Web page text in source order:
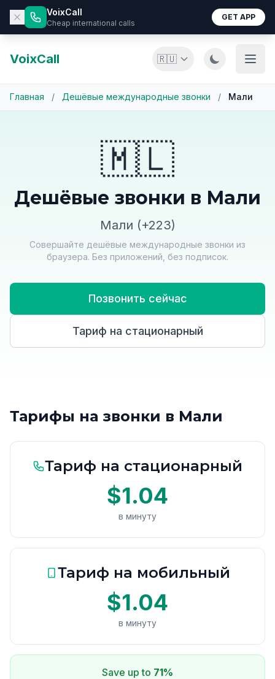
VoixCall
Cheap international calls
GET APP
VoixCall 🇷🇺
Главная / Дешёвые международные звонки / Мали
🇲🇱
Дешёвые звонки в Мали
Мали (+223)
Совершайте дешёвые международные звонки из
браузера. Без приложений, без подписок.
Позвонить сейчас
Тариф на стационарный
Тарифы на звонки в Мали
Тариф на стационарный
$1.04
в минуту
Тариф на мобильный
$1.04
в минуту
Save up to 71%